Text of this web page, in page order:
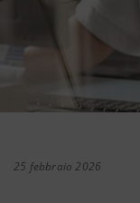
25 febbraio 2026